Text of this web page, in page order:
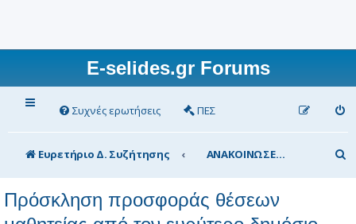
E-selides.gr Forums
Συχνές ερωτήσεις ΠΕΣ
Ευρετήριο Δ. Συζήτησης ΑΝΑΚΟΙΝΩΣΕΙΣ Υπουργείου Παιδείας
ν
Πρόσκληση προσφοράς θέσεων